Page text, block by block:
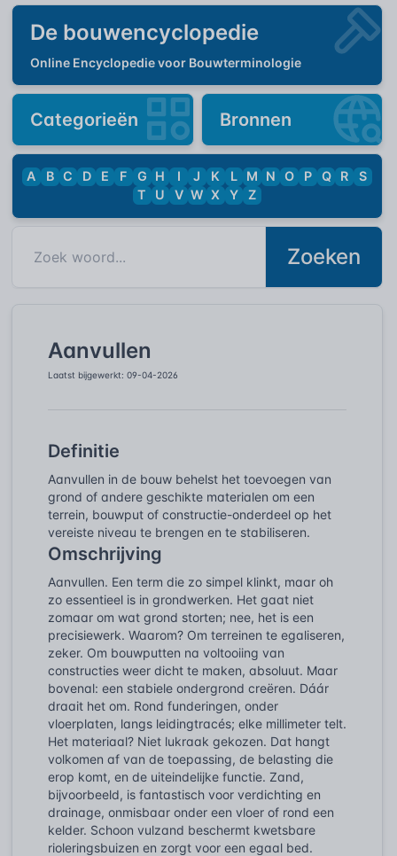
De bouwencyclopedie
Online Encyclopedie voor Bouwterminologie
Categorieën Bronnen
A B C D E F G H I J K L M N O P Q R
S
T
U V W X Y Z
Zoeken
Aanvullen
Laatst bijgewerkt: 09-04-2026
Definitie
Aanvullen in de bouw behelst het toevoegen van
grond of andere geschikte materialen om een
terrein, bouwput of constructie-onderdeel op het
vereiste niveau te brengen en te stabiliseren.
Omschrijving
Aanvullen. Een term die zo simpel klinkt, maar oh
zo essentieel is in grondwerken. Het gaat niet
zomaar om wat grond storten; nee, het is een
precisiewerk. Waarom? Om terreinen te egaliseren,
zeker. Om bouwputten na voltooiing van
constructies weer dicht te maken, absoluut. Maar
bovenal: een stabiele ondergrond creëren. Dáár
draait het om. Rond funderingen, onder
vloerplaten, langs leidingtracés; elke millimeter telt.
Het materiaal? Niet lukraak gekozen. Dat hangt
volkomen af van de toepassing, de belasting die
erop komt, en de uiteindelijke functie. Zand,
bijvoorbeeld, is fantastisch voor verdichting en
drainage, onmisbaar onder een vloer of rond een
kelder. Schoon vulzand beschermt kwetsbare
rioleringsbuizen en zorgt voor een egaal bed.